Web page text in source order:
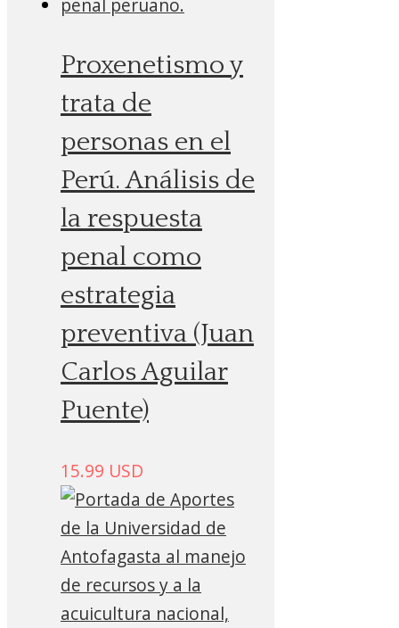
Proxenetismo y
trata de
personas en el
Perú. Análisis de
la respuesta
penal como
estrategia
preventiva (Juan
Carlos Aguilar
Puente)
15.99 USD